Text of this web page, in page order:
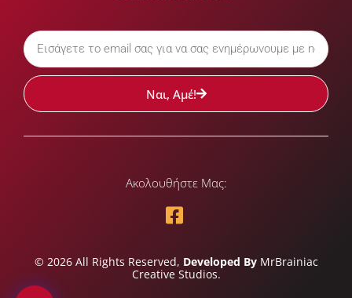
Ναι, Αμέ!
Ακολουθήστε Μας:
© 2026 All Rights Reserved, Developed By MrBrainiac
Creative Studios.